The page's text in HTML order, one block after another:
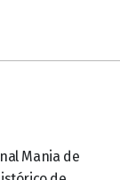
Mania de